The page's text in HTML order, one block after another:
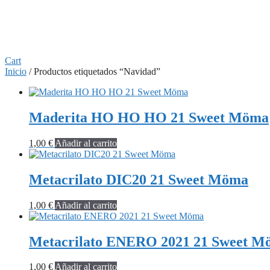
Cart
Inicio / Productos etiquetados “Navidad”
Maderita HO HO HO 21 Sweet Möma
1,00 € Añadir al carrito
Metacrilato DIC20 21 Sweet Möma
1,00 € Añadir al carrito
Metacrilato ENERO 2021 21 Sweet
1,00 €Añadir al carrito